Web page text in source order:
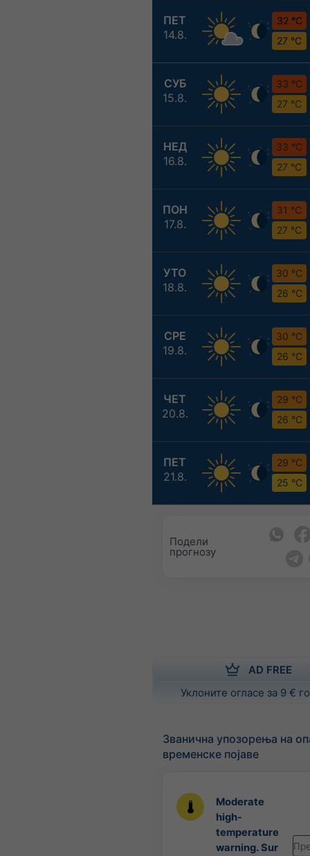
ПЕТ
14.8.
32 °C
27 °C
СУБ
15.8.
33 °C
27 °C
НЕД
16.8.
33 °C
27 °C
ПОН
17.8.
31 °C
27 °C
УТО
18.8.
30 °C
26 °C
СРЕ
19.8.
30 °C
26 °C
ЧЕТ
20.8.
29 °C
26 °C
ПЕТ
21.8.
29 °C
25 °C
Подели
прогнозу
AD FREE
Уклоните огласе за 9 €
Званична упозорења на
временске појаве
Moderate
high-
temperature
warning. Sur